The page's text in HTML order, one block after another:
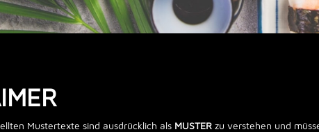
Mustertexte sind ausdrücklich als MUSTER zu verstehen und